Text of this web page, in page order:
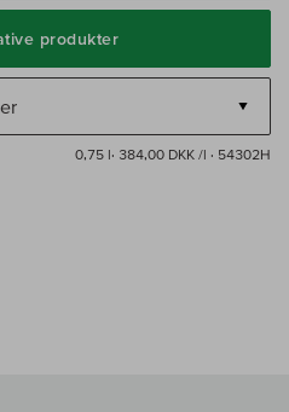
produkter
0,75 l· 384,00 DKK /l · 54302H